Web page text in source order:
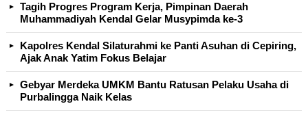
Tagih Progres Program Kerja, Pimpinan Daerah
Muhammadiyah Kendal Gelar Musypimda ke-3
Kapolres Kendal Silaturahmi ke Panti Asuhan di Cepiring,
Ajak Anak Yatim Fokus Belajar
Gebyar Merdeka UMKM Bantu Ratusan Pelaku Usaha di
Purbalingga Naik Kelas